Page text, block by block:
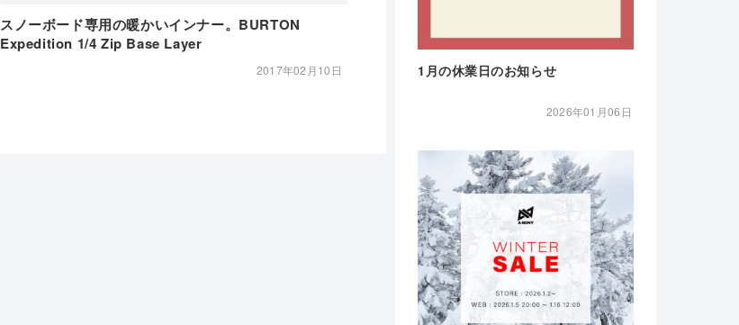
スノーボード専用の暖かいインナー。BURTON
Expedition 1/4 Zip Base Layer
2017年02月10日 1月の休業日のお知らせ
2026年01月06日